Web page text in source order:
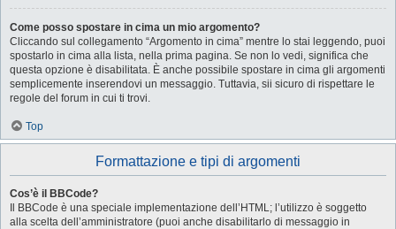
Come posso spostare in cima un mio argomento?
Cliccando sul collegamento “Argomento in cima” mentre lo stai leggendo, puoi
spostarlo in cima alla lista, nella prima pagina. Se non lo vedi, significa che
questa opzione è disabilitata. È anche possibile spostare in cima gli argomenti
semplicemente inserendovi un messaggio. Tuttavia, sii sicuro di rispettare le
regole del forum in cui ti trovi.
Top
Formattazione e tipi di argomenti
Cos’è il BBCode?
Il BBCode è una speciale implementazione dell’HTML; l’utilizzo è soggetto
alla scelta dell’amministratore (puoi anche disabilitarlo di messaggio in